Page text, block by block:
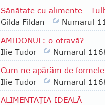
Sănătate cu alimente -
Gilda Fildan
Numarul
AMIDONUL: o otravă?
Ilie Tudor
Numarul
Cum ne apărăm de
Ilie Tudor
Numarul
ALIMENTAŢIA IDEALĂ